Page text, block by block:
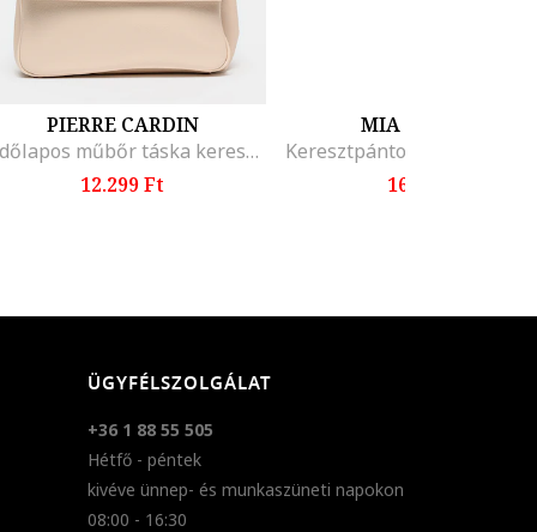
PIERRE CARDIN
Fedőlapos műbőr táska keresztpánttal, Világosbézs
12.299 Ft
MIA TOMAZZI
16.299 Ft
ÜGYFÉLSZOLGÁLAT
+36 1 88 55 505
Hétfő - péntek
kivéve ünnep- és munkaszüneti napokon
08:00 - 16:30